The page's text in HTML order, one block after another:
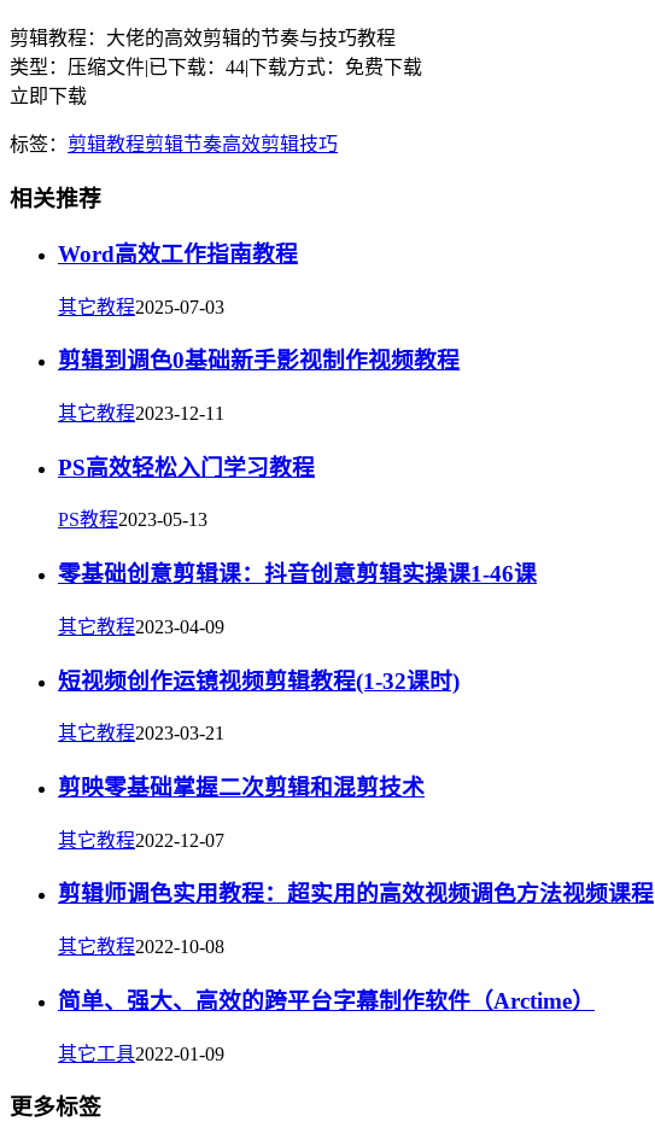
剪辑教程：大佬的高效剪辑的节奏与技巧教程
类型：压缩文件|已下载：44|下载方式：免费下载
立即下载
标签： 剪辑教程剪辑节奏高效剪辑技巧
相关推荐
Word高效工作指南教程
其它教程2025-07-03
剪辑到调色0基础新手影视制作视频教程
其它教程2023-12-11
PS高效轻松入门学习教程
PS教程2023-05-13
零基础创意剪辑课：抖音创意剪辑实操课1-46课
其它教程2023-04-09
短视频创作运镜视频剪辑教程(1-32课时)
其它教程2023-03-21
剪映零基础掌握二次剪辑和混剪技术
其它教程2022-12-07
剪辑师调色实用教程：超实用的高效视频调色方法视频课程
其它教程2022-10-08
简单、强大、高效的跨平台字幕制作软件（Arctime）
其它工具2022-01-09
更多标签